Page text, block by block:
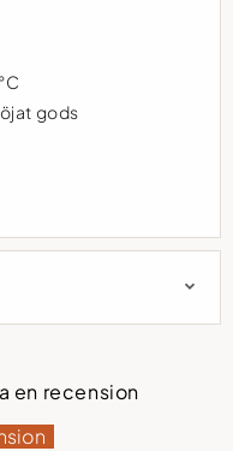
gods
en recension